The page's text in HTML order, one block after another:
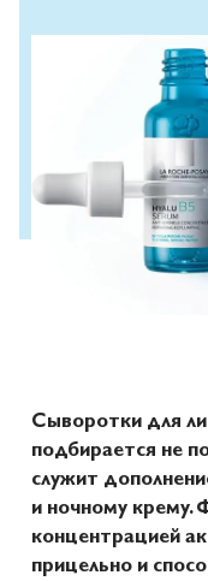
Сыворотки для
подбирается не
служит
и ночному крему.
концентрацией
прицельно и